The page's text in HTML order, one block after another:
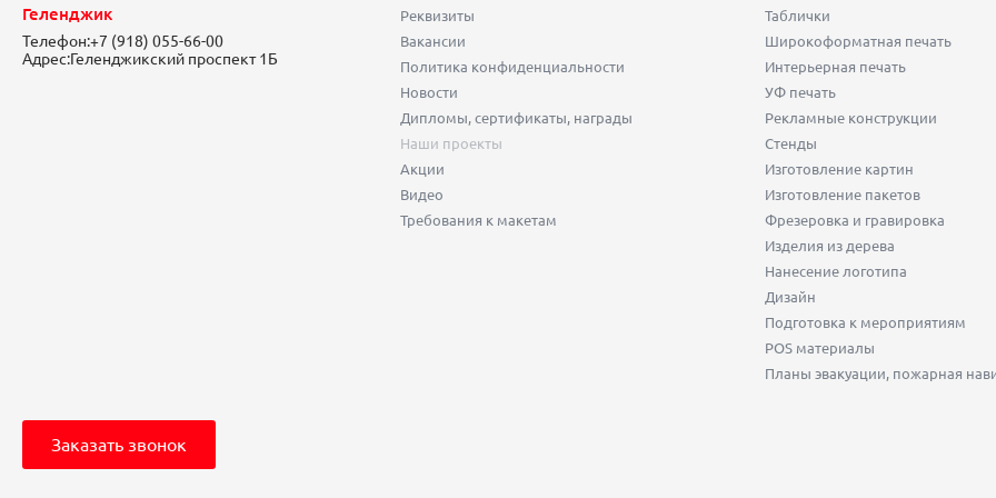
Геленджик
Телефон:+7 (918) 055-66-00
Адрес:Геленджикский проспект 1Б
Реквизиты
Вакансии
Политика конфиденциальности
Новости
Дипломы, сертификаты, награды
Наши проекты
Акции
Видео
Требования к макетам
Таблички
Широкоформатная печать
Интерьерная печать
УФ печать
Рекламные конструкции
Стенды
Изготовление картин
Изготовление пакетов
Фрезеровка и гравировка
Изделия из дерева
Нанесение логотипа
Дизайн
Подготовка к мероприятиям
POS материалы
Планы эвакуации, пожарная
Заказать звонок